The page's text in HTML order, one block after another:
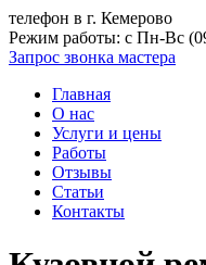
телефон в г. Кемерово
Режим работы: с Пн-Вс
Запрос звонка мастера
Главная
О нас
Услуги и цены
Работы
Отзывы
Статьи
Контакты